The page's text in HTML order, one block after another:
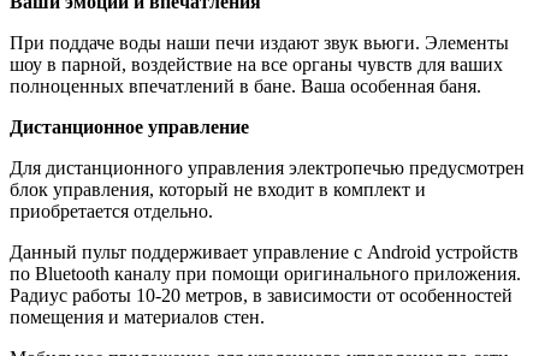
При поддаче воды наши печи издают звук вьюги. Элементы
шоу в парной, воздействие на все органы чувств для ваших
полноценных впечатлений в бане. Ваша особенная баня.
Дистанционное управление
Для дистанционного управления электропечью предусмотрен
блок управления, который не входит в комплект и
приобретается отдельно.
Данный пульт поддерживает управление с Android устройств
по Bluеtooth каналу при помощи оригинального приложения.
Радиус работы 10-20 метров, в зависимости от особенностей
помещения и материалов стен.